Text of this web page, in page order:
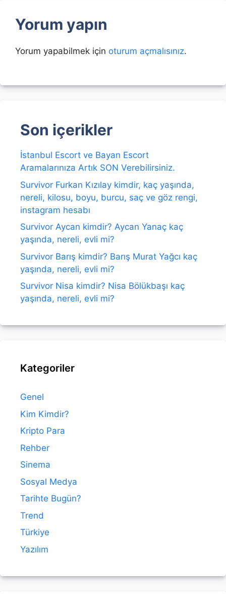
Yorum yapın
Yorum yapabilmek için oturum açmalısınız.
Son içerikler
İstanbul Escort ve Bayan Escort
Aramalarınıza Artık SON Verebilirsiniz.
Survivor Furkan Kızılay kimdir, kaç yaşında,
nereli, kilosu, boyu, burcu, saç ve göz rengi,
instagram hesabı
Survivor Aycan kimdir? Aycan Yanaç kaç
yaşında, nereli, evli mi?
Survivor Barış kimdir? Barış Murat Yağcı kaç
yaşında, nereli, evli mi?
Survivor Nisa kimdir? Nisa Bölükbaşı kaç
yaşında, nereli, evli mi?
Kategoriler
Genel
Kim Kimdir?
Kripto Para
Rehber
Sinema
Sosyal Medya
Tarihte Bugün?
Trend
Türkiye
Yazılım